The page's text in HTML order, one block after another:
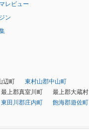
レビュー
ン
辺町
東村山郡中山町
最上郡真室川町
最上郡大蔵村
東田川郡庄内町 飽海郡遊佐町